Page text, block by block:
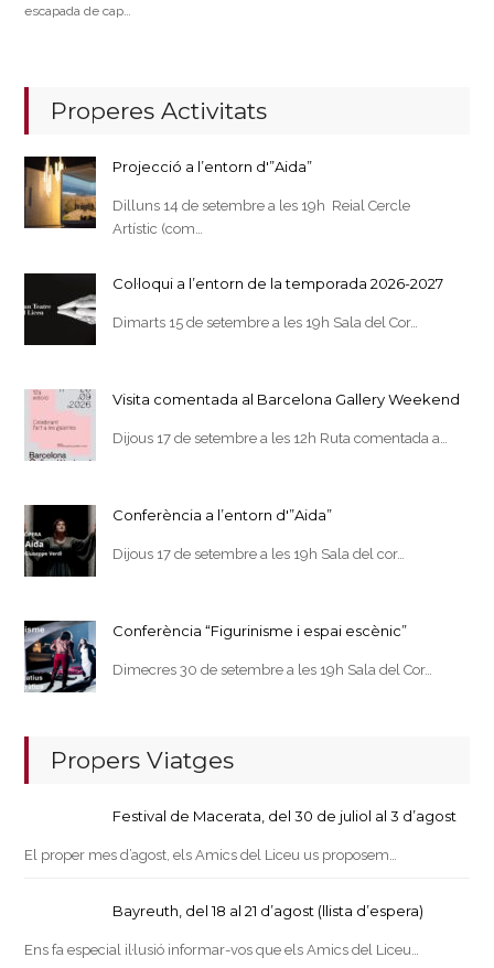
escapada de cap…
Properes Activitats
Projecció a l’entorn d'”Aida”
Dilluns 14 de setembre a les 19h Reial Cercle
Artístic (com…
Col·loqui a l’entorn de la temporada 2026-2027
Dimarts 15 de setembre a les 19h Sala del Cor…
Visita comentada al Barcelona Gallery Weekend
Dijous 17 de setembre a les 12h Ruta comentada a…
Conferència a l’entorn d'”Aida”
Dijous 17 de setembre a les 19h Sala del cor…
Conferència “Figurinisme i espai escènic”
Dimecres 30 de setembre a les 19h Sala del Cor…
Propers Viatges
Festival de Macerata, del 30 de juliol al 3 d’agost
El proper mes d’agost, els Amics del Liceu us proposem…
Bayreuth, del 18 al 21 d’agost (llista d’espera)
Ens fa especial il·lusió informar-vos que els Amics del Liceu…